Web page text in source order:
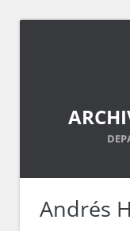
Andrés